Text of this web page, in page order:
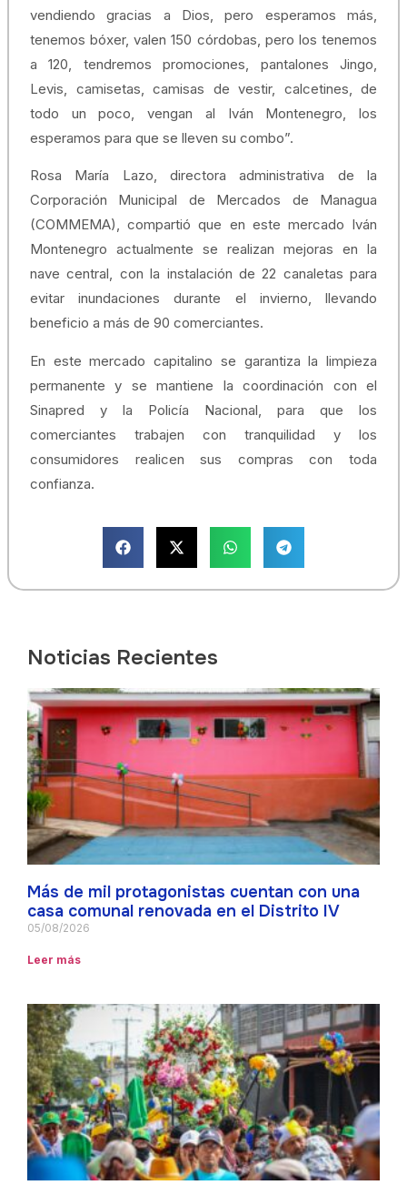
vendiendo gracias a Dios, pero esperamos más,
tenemos bóxer, valen 150 córdobas, pero los tenemos
a 120, tendremos promociones, pantalones Jingo,
Levis, camisetas, camisas de vestir, calcetines, de
todo un poco, vengan al Iván Montenegro, los
esperamos para que se lleven su combo”.
Rosa María Lazo, directora administrativa de la
Corporación Municipal de Mercados de Managua
(COMMEMA), compartió que en este mercado Iván
Montenegro actualmente se realizan mejoras en la
nave central, con la instalación de 22 canaletas para
evitar inundaciones durante el invierno, llevando
beneficio a más de 90 comerciantes.
En este mercado capitalino se garantiza la limpieza
permanente y se mantiene la coordinación con el
Sinapred y la Policía Nacional, para que los
comerciantes trabajen con tranquilidad y los
consumidores realicen sus compras con toda
confianza.
Noticias Recientes
Más de mil protagonistas cuentan con una
casa comunal renovada en el Distrito IV
05/08/2026
Leer más